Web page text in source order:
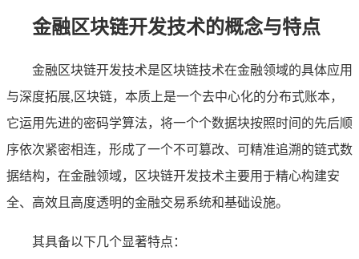
金融区块链开发技术的概念与特点
金融区块链开发技术是区块链技术在金融领域的具体应用
与深度拓展,区块链，本质上是一个去中心化的分布式账本，
它运用先进的密码学算法，将一个个数据块按照时间的先后顺
序依次紧密相连，形成了一个不可篡改、可精准追溯的链式数
据结构，在金融领域，区块链开发技术主要用于精心构建安
全、高效且高度透明的金融交易系统和基础设施。
其具备以下几个显著特点：